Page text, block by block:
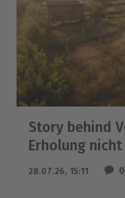
Story behind
Erholung
28.07.26, 15:11 0